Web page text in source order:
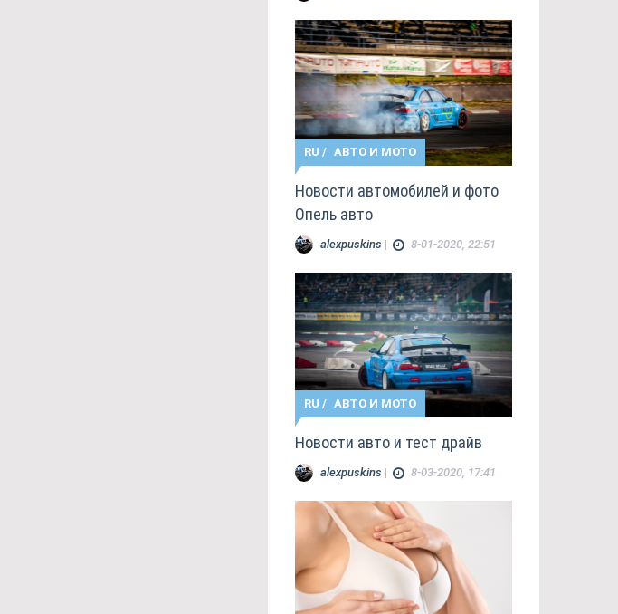
RU / АВТО И МОТО
Новости автомобилей и фото
Опель авто
alexpuskins | 8-01-2020, 22:51
RU / АВТО И МОТО
Новости авто и тест драйв
alexpuskins | 8-03-2020, 17:41